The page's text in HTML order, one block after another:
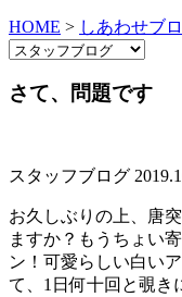
HOME > しあわせブ
さて、問題です
スタッフブログ
お久しぶりの上、唐
ますか？もうちょい
ン！可愛らしい白い
て、1日何十回と覗き